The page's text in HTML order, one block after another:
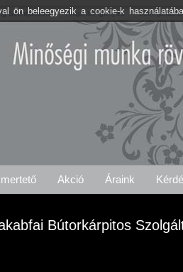
Szentjakabfa Árajánlat Igénylés
Akció Áraink
Bútorkárpitos
ön beleegyezik a cookie-k